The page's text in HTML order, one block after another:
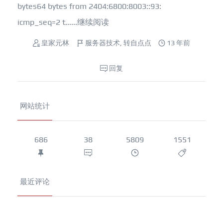
bytes64 bytes from 2404:6800:8003::93:
icmp_seq=2 t......继续阅读
皇家元林 服务器技术, 转自点点 13 年前
回复
网站统计
686 38 5809 1551
最近评论